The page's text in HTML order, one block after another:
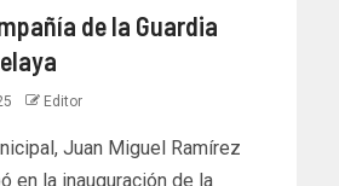
de la Guardia
Editor
Juan Miguel Ramírez
en la inauguración de la